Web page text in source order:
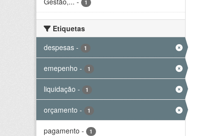
1
Etiquetas
despesas - 1
emepenho - 1
liquidação - 1
orçamento - 1
pagamento - 1